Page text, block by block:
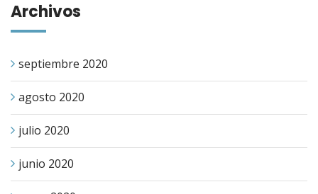
Archivos
septiembre 2020
agosto 2020
julio 2020
junio 2020